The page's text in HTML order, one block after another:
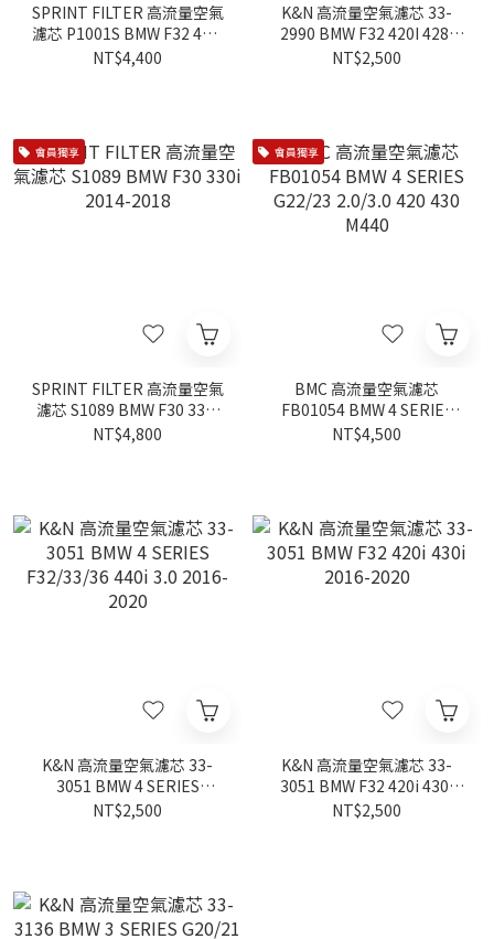
SPRINT FILTER 高流量空氣
濾芯 P1001S BMW F32 428I
2013-2016
NT$4,400
K&N 高流量空氣濾芯 33-
2990 BMW F32 420I 428I
2013-2016
NT$2,500
會員獨享
SPRINT FILTER 高流量空氣
濾芯 S1089 BMW F30 330i
2014-2018
NT$4,800
會員獨享
BMC 高流量空氣濾芯
FB01054 BMW 4 SERIES
G22/23 2.0/3.0 420 430
NT$4,500
K&N 高流量空氣濾芯 33-
3051 BMW 4 SERIES
F32/33/36 440i 3.0 2016-
NT$2,500
K&N 高流量空氣濾芯 33-
3051 BMW F32 420i 430i
2016-2020
NT$2,500